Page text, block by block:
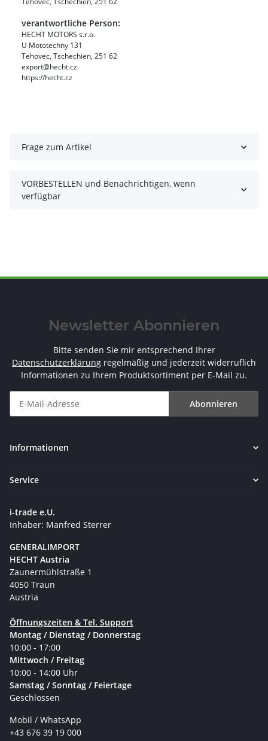
verantwortliche Person:
HECHT MOTORS s.r.o.
U Mototechny 131
Tehovec, Tschechien, 251 62
export@hecht.cz
https://hecht.cz
Frage zum Artikel
VORBESTELLEN und Benachrichtigen, wenn
verfügbar
Newsletter Abonnieren
Bitte senden Sie mir entsprechend Ihrer
Datenschutzerklärung regelmäßig und jederzeit widerruflich
Informationen zu Ihrem Produktsortiment per E-Mail zu.
Abonnieren
Informationen
Service
i-trade e.U.
Inhaber: Manfred Sterrer
GENERALIMPORT
HECHT Austria
Zaunermühlstraße 1
4050 Traun
Austria
Öffnungszeiten & Tel. Support
Montag / Dienstag / Donnerstag
10:00 - 17:00
Mittwoch / Freitag
10:00 - 14:00 Uhr
Samstag / Sonntag / Feiertage
Geschlossen
Mobil / WhatsApp
+43 676 39 19 000